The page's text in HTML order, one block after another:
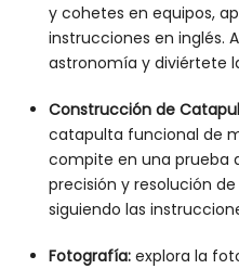
y cohetes en equipos,
instrucciones en inglés.
astronomía y diviértete
Construcción de
catapulta funcional de
compite en una prueba
precisión y resolución
siguiendo las
Fotografía: explora la